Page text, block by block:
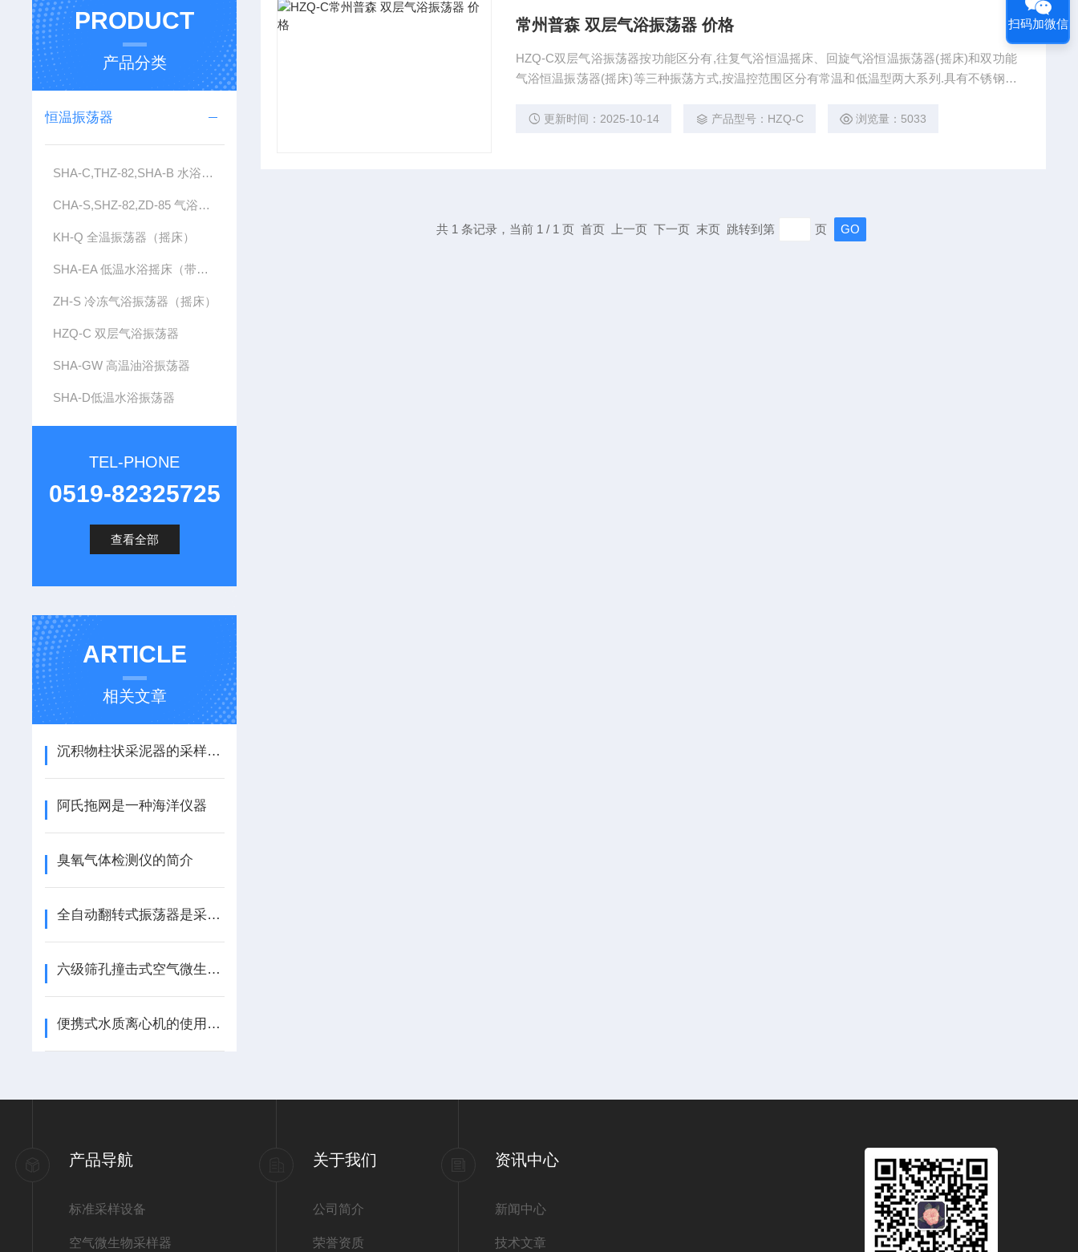
PRODUCT
产品分类
恒温振荡器
SHA-C,THZ-82,SHA-B 水浴恒温振荡器
CHA-S,SHZ-82,ZD-85 气浴恒温振荡器
KH-Q 全温振荡器（摇床）
SHA-EA 低温水浴摇床（带制冷）
ZH-S 冷冻气浴振荡器（摇床）
HZQ-C 双层气浴振荡器
SHA-GW 高温油浴振荡器
SHA-D低温水浴振荡器
TEL-PHONE
0519-82325725
查看全部
ARTICLE
相关文章
沉积物柱状采泥器的采样精度与数据分析技术
阿氏拖网是一种海洋仪器
臭氧气体检测仪的简介
全自动翻转式振荡器是采用什么原理进行工作的？
六级筛孔撞击式空气微生物采样器工作原理
便携式水质离心机的使用注意事项
常州普森 双层气浴振荡器 价格
HZQ-C双层气浴振荡器按功能区分有,往复气浴恒温摇床、回旋气浴恒温振荡器(摇床)和双功能
气浴恒温振荡器(摇床)等三种振荡方式,按温控范围区分有常温和低温型两大系列.具有不锈钢万
更新时间：2025-10-14 产品型号：HZQ-C 浏览量：5033
共 1 条记录，当前 1 / 1 页 首页 上一页 下一页 末页 跳转到第 页
产品导航
标准采样设备
空气微生物采样器
关于我们
公司简介
荣誉资质
资讯中心
新闻中心
技术文章
扫码加微信